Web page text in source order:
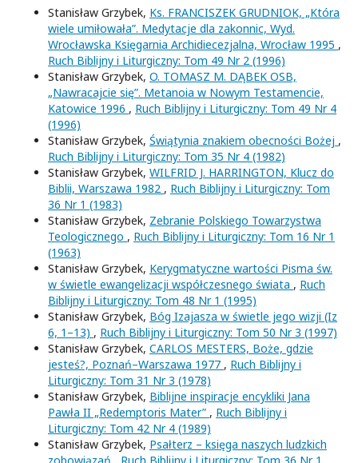
Stanisław Grzybek, Ks. FRANCISZEK GRUDNIOK, „Która
wiele umiłowała”. Medytacje dla zakonnic, Wyd.
Wrocławska Księgarnia Archidiecezjalna, Wrocław 1995 ,
Ruch Biblijny i Liturgiczny: Tom 49 Nr 2 (1996)
Stanisław Grzybek, O. TOMASZ M. DĄBEK OSB,
„Nawracajcie się”. Metanoia w Nowym Testamencie,
Katowice 1996 , Ruch Biblijny i Liturgiczny: Tom 49 Nr 4
(1996)
Stanisław Grzybek, Świątynia znakiem obecności Bożej ,
Ruch Biblijny i Liturgiczny: Tom 35 Nr 4 (1982)
Stanisław Grzybek, WILFRID J. HARRINGTON, Klucz do
Biblii, Warszawa 1982 , Ruch Biblijny i Liturgiczny: Tom
36 Nr 1 (1983)
Stanisław Grzybek, Zebranie Polskiego Towarzystwa
Teologicznego , Ruch Biblijny i Liturgiczny: Tom 16 Nr 1
(1963)
Stanisław Grzybek, Kerygmatyczne wartości Pisma św.
w świetle ewangelizacji współczesnego świata , Ruch
Biblijny i Liturgiczny: Tom 48 Nr 1 (1995)
Stanisław Grzybek, Bóg Izajasza w świetle jego wizji (Iz
6, 1–13) , Ruch Biblijny i Liturgiczny: Tom 50 Nr 3 (1997)
Stanisław Grzybek, CARLOS MESTERS, Boże, gdzie
jesteś?, Poznań–Warszawa 1977 , Ruch Biblijny i
Liturgiczny: Tom 31 Nr 3 (1978)
Stanisław Grzybek, Biblijne inspiracje encykliki Jana
Pawła II „Redemptoris Mater” , Ruch Biblijny i
Liturgiczny: Tom 42 Nr 4 (1989)
Stanisław Grzybek, Psałterz – księga naszych ludzkich